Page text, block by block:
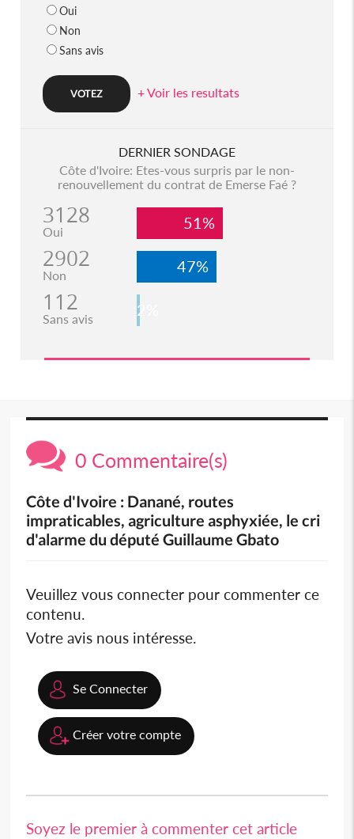
Oui
Non
Sans avis
+ Voir les resultats
DERNIER SONDAGE
Côte d'Ivoire: Etes-vous surpris par le non-
renouvellement du contrat de Emerse Faé ?
3128
Oui 51%
2902
Non 47%
112
Sans avis 2%
0 Commentaire(s)
Côte d'Ivoire : Danané, routes
impraticables, agriculture asphyxiée, le cri
d'alarme du député Guillaume Gbato
Veuillez vous connecter pour commenter ce
contenu.
Votre avis nous intéresse.
Se Connecter
Créer votre compte
Soyez le premier à commenter cet article